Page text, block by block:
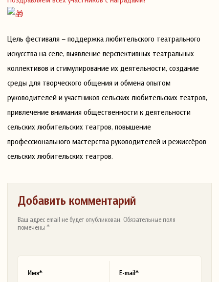
Цель фестиваля – поддержка любительского театрального
искусства на селе, выявление перспективных театральных
коллективов и стимулирование их деятельности, создание
среды для творческого общения и обмена опытом
руководителей и участников сельских любительских театров,
привлечение внимания общественности к деятельности
сельских любительских театров, повышение
профессионального мастерства руководителей и режиссёров
сельских любительских театров.
Добавить комментарий
Ваш адрес email не будет опубликован. Обязательные поля
помечены *